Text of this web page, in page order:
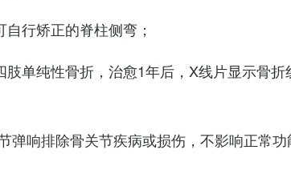
自行矫正的脊柱侧弯；
肢单纯性骨折，治愈1年后，X线片显示骨
弹响排除骨关节疾病或损伤，不影响正常功